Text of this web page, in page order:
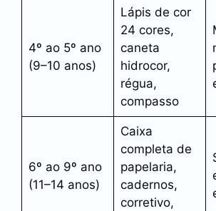
4º ao 5º ano
(9–10 anos)
Lápis de cor
24 cores,
caneta
hidrocor,
régua,
compasso
6º ao 9º ano
(11–14 anos)
Caixa
completa de
papelaria,
cadernos,
corretivo,